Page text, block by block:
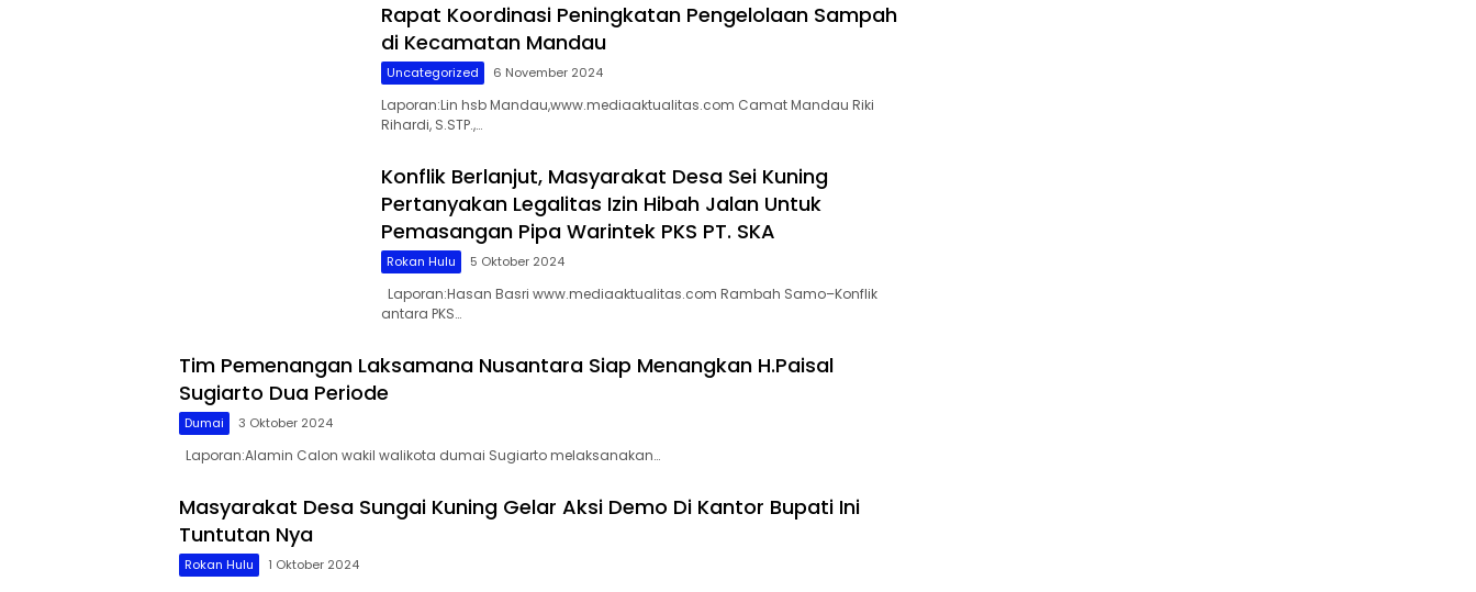
Rapat Koordinasi Peningkatan Pengelolaan Sampah
di Kecamatan Mandau
Uncategorized 6 November 2024
Laporan:Lin hsb Mandau,www.mediaaktualitas.com Camat Mandau Riki
Rihardi, S.STP.,…
Konflik Berlanjut, Masyarakat Desa Sei Kuning
Pertanyakan Legalitas Izin Hibah Jalan Untuk
Pemasangan Pipa Warintek PKS PT. SKA
Rokan Hulu 5 Oktober 2024
Laporan:Hasan Basri www.mediaaktualitas.com Rambah Samo–Konflik
antara PKS…
Tim Pemenangan Laksamana Nusantara Siap Menangkan H.Paisal
Sugiarto Dua Periode
Dumai 3 Oktober 2024
Laporan:Alamin Calon wakil walikota dumai Sugiarto melaksanakan…
Masyarakat Desa Sungai Kuning Gelar Aksi Demo Di Kantor Bupati Ini
Tuntutan Nya
Rokan Hulu 1 Oktober 2024